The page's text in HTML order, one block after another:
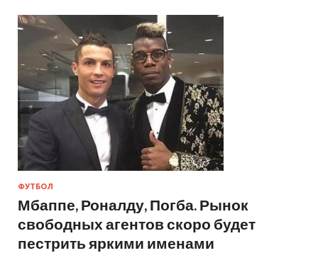
ФУТБОЛ
Мбаппе, Роналду, Погба. Рынок
свободных агентов скоро будет
пестрить яркими именами